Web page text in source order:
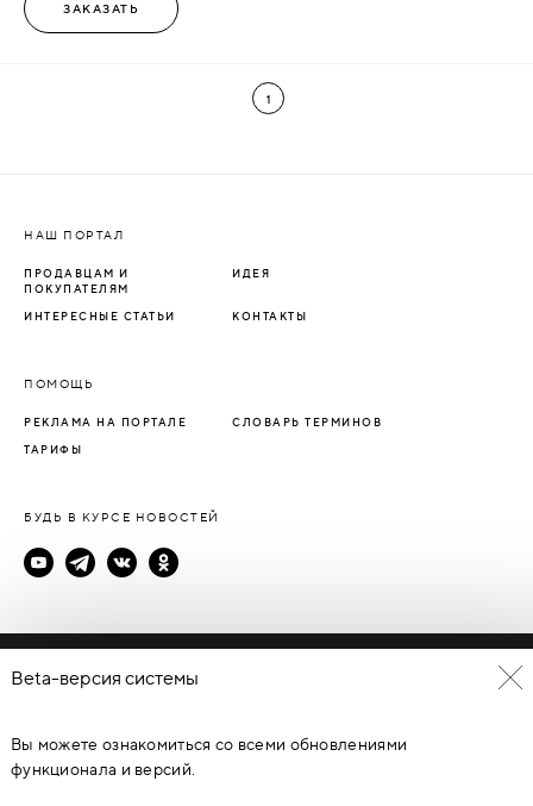
ЗАКАЗАТЬ
1
НАШ ПОРТАЛ
ПРОДАВЦАМ И
ПОКУПАТЕЛЯМ
ИДЕЯ
ИНТЕРЕСНЫЕ СТАТЬИ КОНТАКТЫ
ПОМОЩЬ
РЕКЛАМА НА ПОРТАЛЕ СЛОВАРЬ ТЕРМИНОВ
ТАРИФЫ
БУДЬ В КУРСЕ НОВОСТЕЙ
Политика конфиденциальности
© Каталог дверей - DverProf, 2021-2026Материалы сайта
являются объектами авторского права. Запрещается
копирование, распространение, любое использование
Beta-версия системы
Вы можете ознакомиться со всеми обновлениями
функционала и версий.